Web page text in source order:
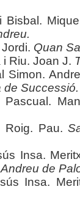
Bisbal.
Quan
Riu. Joan J.
Simon.
de Successió.
Roig. Pau.
Insa.
de
Insa.